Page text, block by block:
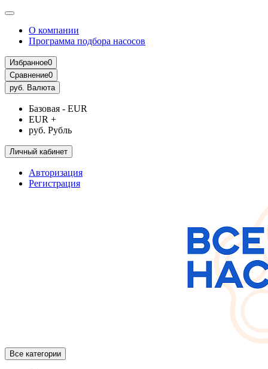
О компании
Программа подбора насосов
Избранное0
Сравнение0
руб. Валюта
Базовая - EUR
EUR +
руб. Рубль
Личный кабинет
Авторизация
Регистрация
Все категории